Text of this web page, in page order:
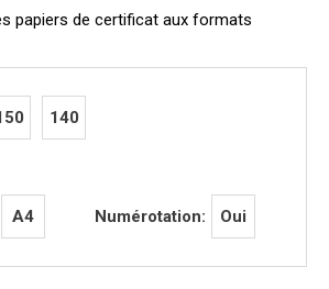
papiers de certificat aux formats
140
A4 Numérotation: Oui